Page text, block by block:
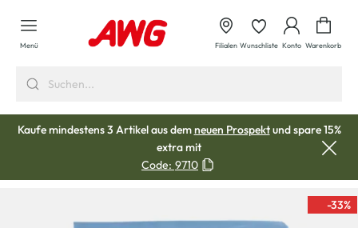
springen
Menü Filialen Wunschliste Konto Warenkorb
Kaufe mindestens 3 Artikel aus demneuen Prospektund spare 15%
extra mit
Code: 9710
-33%